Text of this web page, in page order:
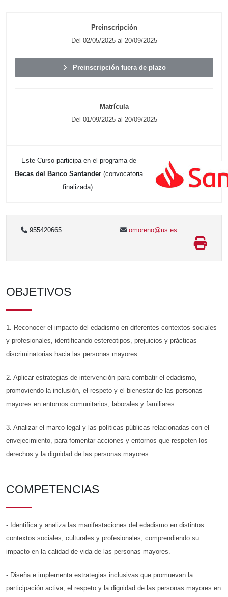
Preinscripción
Del 02/05/2025 al 20/09/2025
Preinscripción fuera de plazo
Matrícula
Del 01/09/2025 al 20/09/2025
Este Curso participa en el programa de
Becas del Banco Santander (convocatoria
finalizada).
955420665 omoreno@us.es
OBJETIVOS
1. Reconocer el impacto del edadismo en diferentes contextos sociales
y profesionales, identificando estereotipos, prejuicios y prácticas
discriminatorias hacia las personas mayores.
2. Aplicar estrategias de intervención para combatir el edadismo,
promoviendo la inclusión, el respeto y el bienestar de las personas
mayores en entornos comunitarios, laborales y familiares.
3. Analizar el marco legal y las políticas públicas relacionadas con el
envejecimiento, para fomentar acciones y entornos que respeten los
derechos y la dignidad de las personas mayores.
COMPETENCIAS
- Identifica y analiza las manifestaciones del edadismo en distintos
contextos sociales, culturales y profesionales, comprendiendo su
impacto en la calidad de vida de las personas mayores.
- Diseña e implementa estrategias inclusivas que promuevan la
participación activa, el respeto y la dignidad de las personas mayores en